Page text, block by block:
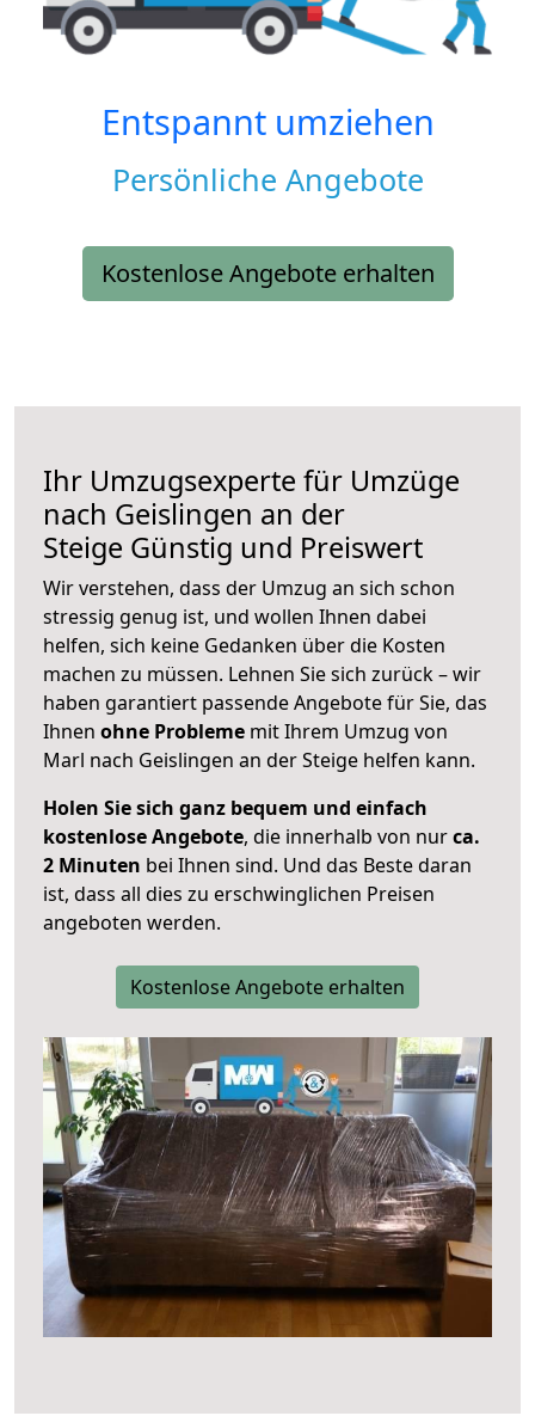
Entspannt umziehen
Persönliche Angebote
Kostenlose Angebote erhalten
Ihr Umzugsexperte für Umzüge
nach Geislingen an der
Steige Günstig und Preiswert
Wir verstehen, dass der Umzug an sich schon
stressig genug ist, und wollen Ihnen dabei
helfen, sich keine Gedanken über die Kosten
machen zu müssen. Lehnen Sie sich zurück – wir
haben garantiert passende Angebote für Sie, das
Ihnen ohne Probleme mit Ihrem Umzug von
Marl nach Geislingen an der Steige helfen kann.
Holen Sie sich ganz bequem und einfach
kostenlose Angebote, die innerhalb von nurca.
2 Minuten bei Ihnen sind. Und das Beste daran
ist, dass all dies zu erschwinglichen Preisen
angeboten werden.
Kostenlose Angebote erhalten